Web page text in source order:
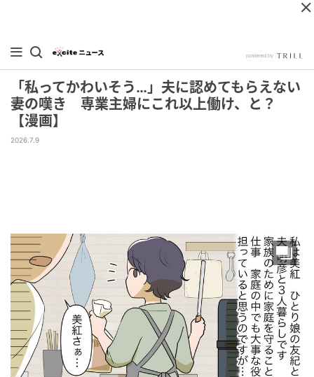
「私ってかわいそう…」夫に認めてもらえない
妻の嘆き 専業主婦にこれ以上働け、と？
【漫画】
2026.7.9